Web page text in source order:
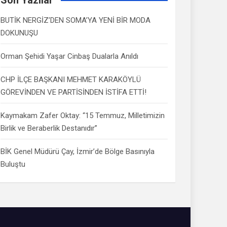
BUTİK NERGİZ’DEN SOMA’YA YENİ BİR MODA
DOKUNUŞU
Orman Şehidi Yaşar Cinbaş Dualarla Anıldı
CHP İLÇE BAŞKANI MEHMET KARAKÖYLÜ
GÖREVİNDEN VE PARTİSİNDEN İSTİFA ETTİ!
Kaymakam Zafer Oktay: “15 Temmuz, Milletimizin
Birlik ve Beraberlik Destanıdır”
BİK Genel Müdürü Çay, İzmir’de Bölge Basınıyla
Buluştu